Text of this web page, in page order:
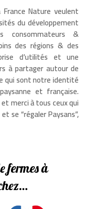
Nature veulent
du développement
consommateurs &
des régions & des
d’utilités et une
à partager autour de
qui sont notre identité
et française.
merci à tous ceux qui
se “régaler Paysans”,
fermes à